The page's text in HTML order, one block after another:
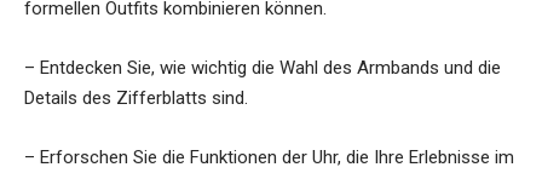
formellen Outfits kombinieren können.
– Entdecken Sie, wie wichtig die Wahl des Armbands und die
Details des Zifferblatts sind.
– Erforschen Sie die Funktionen der Uhr, die Ihre Erlebnisse im